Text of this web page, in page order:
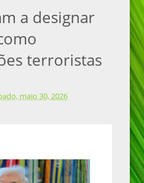
a designar
terroristas
maio 30, 2026